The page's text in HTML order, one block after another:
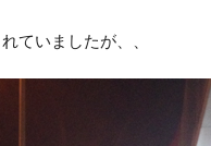
ていましたが、、